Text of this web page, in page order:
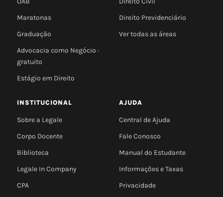
Maratonas
Graduação
Advocacia como Negócio ·
gratuito
Estágio em Direito
Direito Previdenciário
Ver todas as áreas
INSTITUCIONAL
Sobre a Legale
Corpo Docente
Biblioteca
Legale In Company
CPA
AJUDA
Central de Ajuda
Fale Conosco
Manual do Estudante
Informações e Taxas
Privacidade